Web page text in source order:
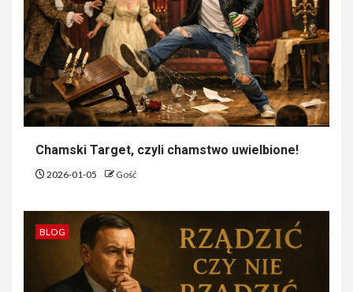
Chamski Target, czyli chamstwo uwielbione!
2026-01-05 Gość
BLOG